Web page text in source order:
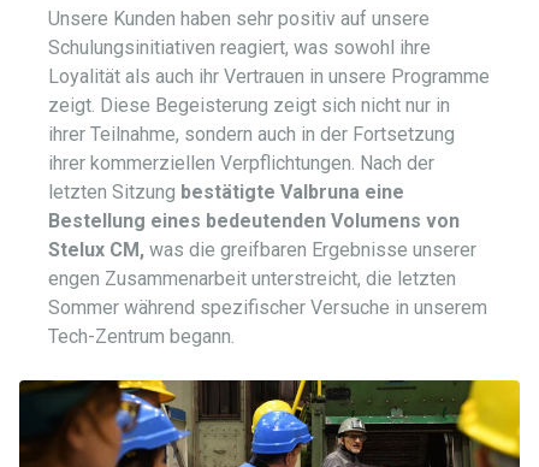
Unsere Kunden haben sehr positiv auf unsere
Schulungsinitiativen reagiert, was sowohl ihre
Loyalität als auch ihr Vertrauen in unsere Programme
zeigt. Diese Begeisterung zeigt sich nicht nur in
ihrer Teilnahme, sondern auch in der Fortsetzung
ihrer kommerziellen Verpflichtungen. Nach der
letzten Sitzung bestätigte Valbruna eine
Bestellung eines bedeutenden Volumens von
Stelux CM, was die greifbaren Ergebnisse unserer
engen Zusammenarbeit unterstreicht, die letzten
Sommer während spezifischer Versuche in unserem
Tech-Zentrum begann.